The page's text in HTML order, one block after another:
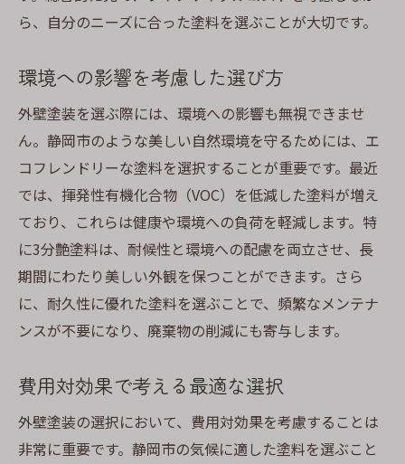
ら、自分のニーズに合った塗料を選ぶことが大切です。
環境への影響を考慮した選び方
外壁塗装を選ぶ際には、環境への影響も無視できませ
ん。静岡市のような美しい自然環境を守るためには、エ
コフレンドリーな塗料を選択することが重要です。最近
では、揮発性有機化合物（VOC）を低減した塗料が増え
ており、これらは健康や環境への負荷を軽減します。特
に3分艶塗料は、耐候性と環境への配慮を両立させ、長
期間にわたり美しい外観を保つことができます。さら
に、耐久性に優れた塗料を選ぶことで、頻繁なメンテナ
ンスが不要になり、廃棄物の削減にも寄与します。
費用対効果で考える最適な選択
外壁塗装の選択において、費用対効果を考慮することは
非常に重要です。静岡市の気候に適した塗料を選ぶこと